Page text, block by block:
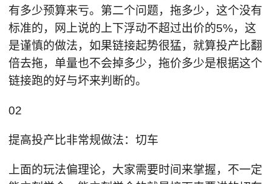
有多少预算来亏。第二个问题，拖多少，这个没有
标准的，网上说的上下浮动不超过出价的5%，这
是谨慎的做法，如果链接起势很猛，就算投产比翻
倍去拖，单量也不会掉多少，拖价多少是根据这个
链接跑的好与坏来判断的。
02
提高投产比非常规做法：切车
上面的玩法偏理论，大家需要时间来掌握，不一定